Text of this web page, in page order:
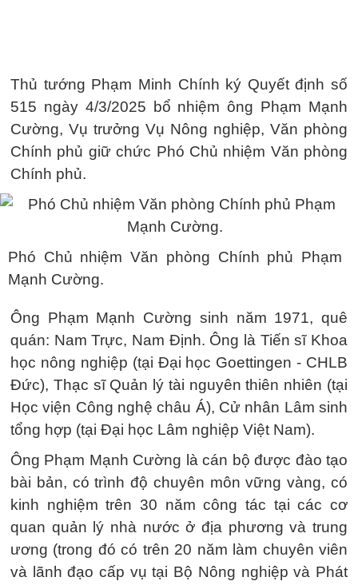
Thủ tướng Phạm Minh Chính ký Quyết định số
515 ngày 4/3/2025 bổ nhiệm ông Phạm Mạnh
Cường, Vụ trưởng Vụ Nông nghiệp, Văn phòng
Chính phủ giữ chức Phó Chủ nhiệm Văn phòng
Chính phủ.
Phó Chủ nhiệm Văn phòng Chính phủ Phạm
Mạnh Cường.
Ông Phạm Mạnh Cường sinh năm 1971, quê
quán: Nam Trực, Nam Định. Ông là Tiến sĩ Khoa
học nông nghiệp (tại Đại học Goettingen - CHLB
Đức), Thạc sĩ Quản lý tài nguyên thiên nhiên (tại
Học viện Công nghệ châu Á), Cử nhân Lâm sinh
tổng hợp (tại Đại học Lâm nghiệp Việt Nam).
Ông Phạm Mạnh Cường là cán bộ được đào tạo
bài bản, có trình độ chuyên môn vững vàng, có
kinh nghiệm trên 30 năm công tác tại các cơ
quan quản lý nhà nước ở địa phương và trung
ương (trong đó có trên 20 năm làm chuyên viên
và lãnh đạo cấp vụ tại Bộ Nông nghiệp và Phát